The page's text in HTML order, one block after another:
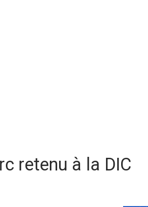
retenu à la DIC